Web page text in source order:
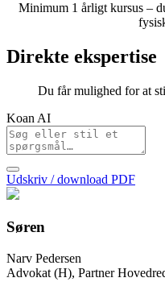
Minimum 1 årligt kursus –
Direkte ekspertise
Du får mulighed for at
Koan AI
Udskriv / download PDF
Søren
Narv Pedersen
Advokat (H), Partner